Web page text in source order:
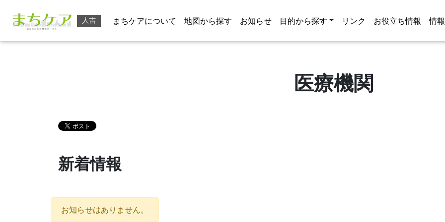
人吉 まちケアについて 地図から探す お知らせ 目的から探す リンク お役立ち情報 情
医療機関
新着情報
お知らせはありません。